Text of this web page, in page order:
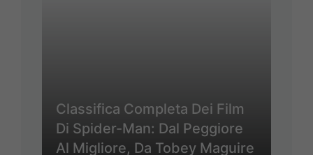
Classifica Completa Dei Film
Di Spider-Man: Dal Peggiore
Al Migliore, Da Tobey Maguire